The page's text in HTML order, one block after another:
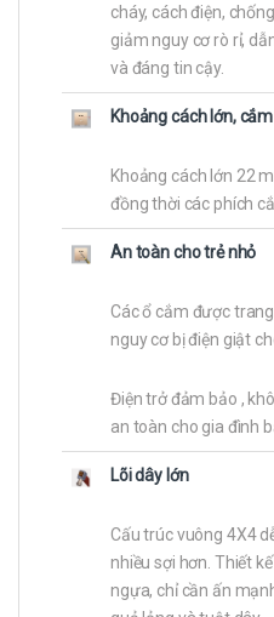
cháy, cách điện,
giảm nguy cơ rò rỉ,
và đáng tin cậy.
Khoảng cách lớn,
Khoảng cách lớn 22
đồng thời các phích
An toàn cho trẻ nhỏ
Các ổ cắm được
nguy cơ bị điện giật
Điện trở đảm bảo ,
an toàn cho gia đình
Lõi dây lớn
Cấu trúc vuông 4X4
nhiều sợi hơn. Thiết
ngựa, chỉ cần ấn